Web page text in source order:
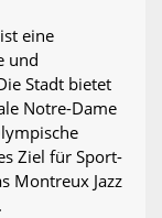
eine
und
Stadt bietet
Notre-Dame
Ziel für Sport-
Montreux Jazz